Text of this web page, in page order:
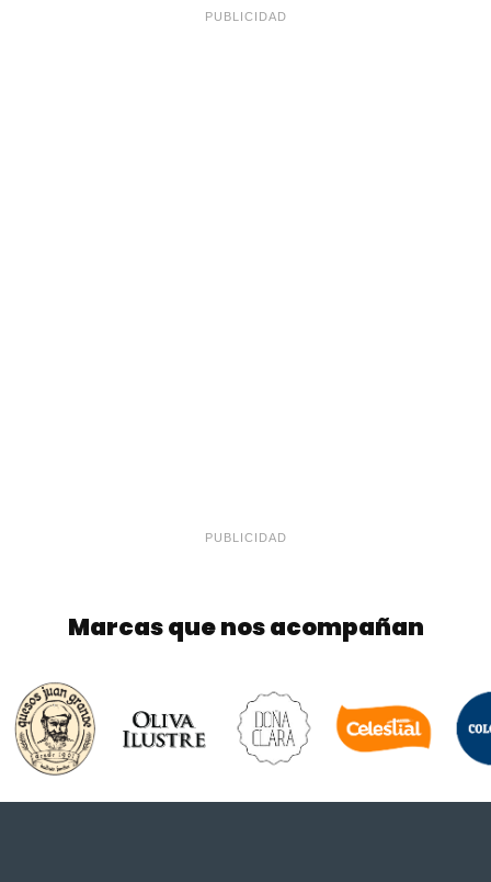
PUBLICIDAD
PUBLICIDAD
Marcas que nos acompañan